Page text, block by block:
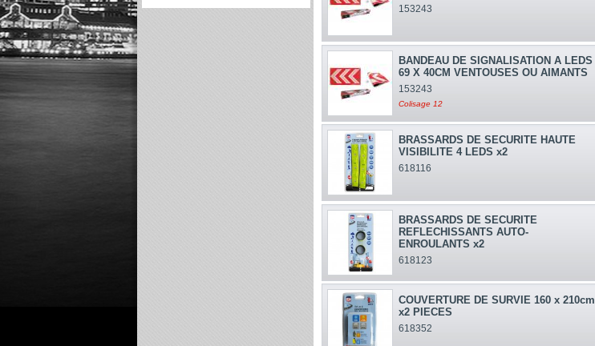
153243
BANDEAU DE SIGNALISATION A LEDS
69 X 40CM VENTOUSES OU AIMANTS
153243
Colisage 12
BRASSARDS DE SECURITE HAUTE
VISIBILITE 4 LEDS x2
618116
BRASSARDS DE SECURITE
REFLECHISSANTS AUTO-
ENROULANTS x2
618123
COUVERTURE DE SURVIE 160 x 210cm
x2 PIECES
618352